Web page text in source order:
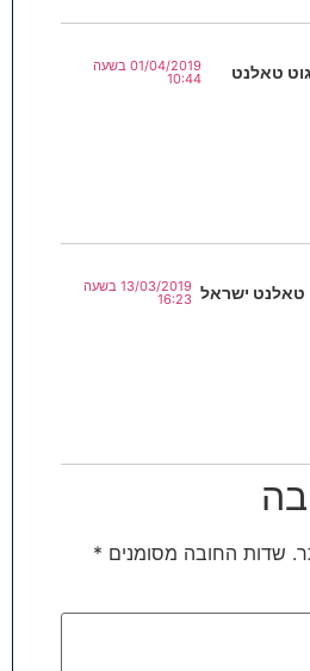
טאלנט
01/04/2019 בשעה
10:44
טאלנט ישראל
13/03/2019 בשעה
16:23
שדות החובה מסומנים *